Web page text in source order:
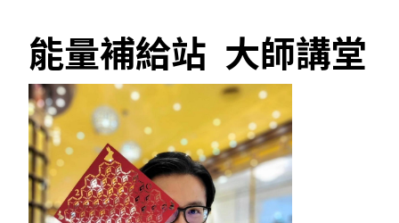
能量補給站 大師講堂